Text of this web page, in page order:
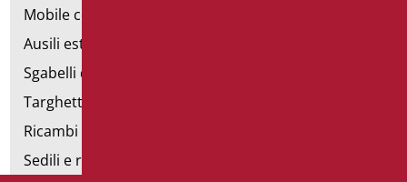
Mobile con poltrona
Ausili estraibili
Sgabelli doccia
Targhette bagno
Ricambi e minuteria
Sedili e rialzi WC